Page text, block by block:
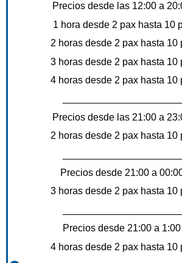
Precios desde las 12:00 a
1 hora desde 2 pax hasta 10
2 horas desde 2 pax hasta 10
3 horas desde 2 pax hasta 10
4 horas desde 2 pax hasta 10
Precios desde las 21:00 a
2 horas desde 2 pax hasta 10
Precios desde 21:00 a
3 horas desde 2 pax hasta 10
Precios desde 21:00 a
4 horas desde 2 pax hasta 10